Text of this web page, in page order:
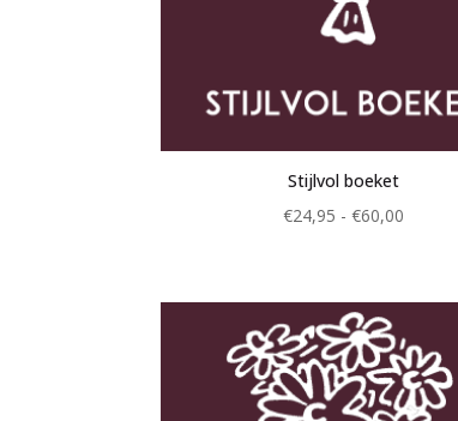
Stijlvol boeket
€24,95 - €60,00
€60,00